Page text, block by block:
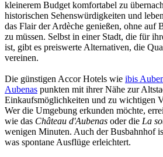
kleinerem Budget komfortabel zu
historischen Sehenswürdigkeiten und
das Flair der Ardèche genießen, ohne auf
zu müssen. Selbst in einer Stadt, die für
ist, gibt es preiswerte Alternativen, die
vereinen.
Die günstigen Accor Hotels wie ibis
Aubenas punkten mit ihrer Nähe zur
Einkaufsmöglichkeiten und zu wichtigen
Wer die Umgebung erkunden möchte,
wie das Château d'Aubenas oder die La
wenigen Minuten. Auch der Busbahnhof
was spontane Ausflüge erleichtert.